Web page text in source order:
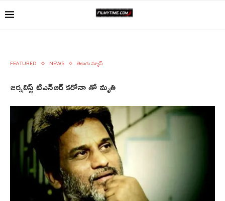
FEATURED NEWS తెలుగు న్యూస్
జర్నలిస్ట్ టి‌ఎన్‌ఆర్ కరోనా తో మృతి